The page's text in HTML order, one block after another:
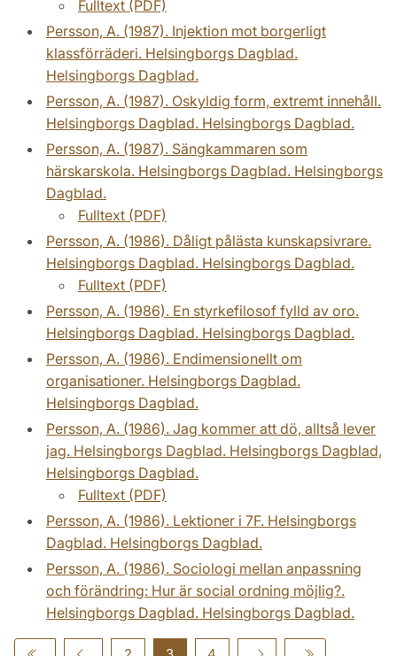
Fulltext (PDF)
Persson, A. (1987). Injektion mot borgerligt
klassförräderi. Helsingborgs Dagblad.
Helsingborgs Dagblad.
Persson, A. (1987). Oskyldig form, extremt innehåll.
Helsingborgs Dagblad. Helsingborgs Dagblad.
Persson, A. (1987). Sängkammaren som
härskarskola. Helsingborgs Dagblad. Helsingborgs
Dagblad.
Fulltext (PDF)
Persson, A. (1986). Dåligt pålästa kunskapsivrare.
Helsingborgs Dagblad. Helsingborgs Dagblad.
Fulltext (PDF)
Persson, A. (1986). En styrkefilosof fylld av oro.
Helsingborgs Dagblad. Helsingborgs Dagblad.
Persson, A. (1986). Endimensionellt om
organisationer. Helsingborgs Dagblad.
Helsingborgs Dagblad.
Persson, A. (1986). Jag kommer att dö, alltså lever
jag. Helsingborgs Dagblad. Helsingborgs Dagblad,
Helsingborgs Dagblad.
Fulltext (PDF)
Persson, A. (1986). Lektioner i 7F. Helsingborgs
Dagblad. Helsingborgs Dagblad.
Persson, A. (1986). Sociologi mellan anpassning
och förändring: Hur är social ordning möjlig?.
Helsingborgs Dagblad. Helsingborgs Dagblad.